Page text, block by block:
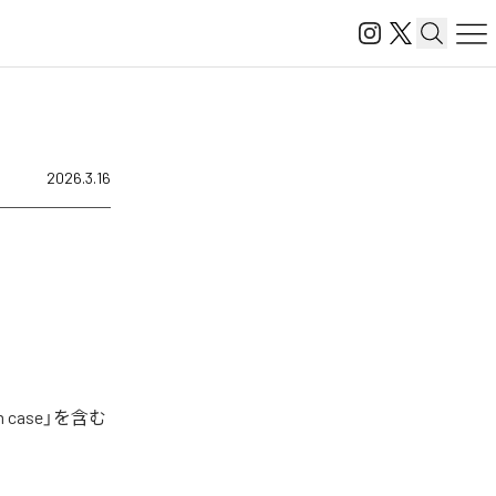
2026.3.16
」を含む